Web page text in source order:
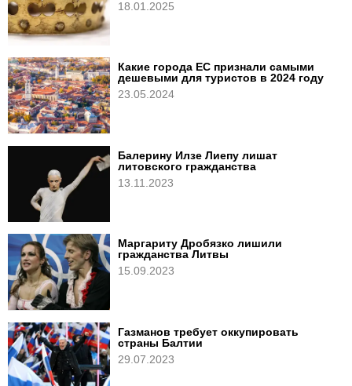
18.01.2025
Какие города ЕС признали самыми
дешевыми для туристов в 2024 году
23.05.2024
Балерину Илзе Лиепу лишат
литовского гражданства
13.11.2023
Маргариту Дробязко лишили
гражданства Литвы
15.09.2023
Газманов требует оккупировать
страны Балтии
29.07.2023